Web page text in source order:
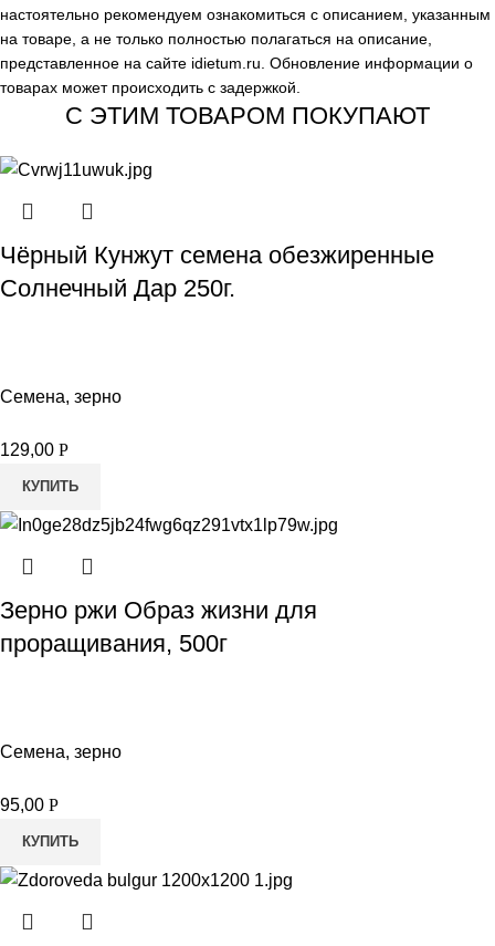
настоятельно рекомендуем ознакомиться с описанием, указанным
на товаре, а не только полностью полагаться на описание,
представленное на сайте idietum.ru . Обновление информации о
товарах может происходить с задержкой.
С ЭТИМ ТОВАРОМ ПОКУПАЮТ
Чёрный Кунжут семена обезжиренные
Солнечный Дар 250г.
Семена, зерно
129,00 Р
КУПИТЬ
Зерно ржи Образ жизни для
проращивания, 500г
Семена, зерно
95,00 Р
КУПИТЬ